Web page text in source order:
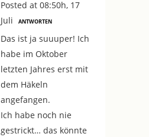
Posted at 08:50h, 17
Juli
ANTWORTEN
Das ist ja suuuper! Ich
habe im Oktober
letzten Jahres erst mit
dem Häkeln
angefangen.
Ich habe noch nie
gestrickt… das könnte